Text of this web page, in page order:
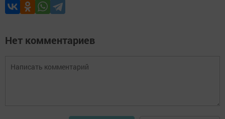
Нет комментариев